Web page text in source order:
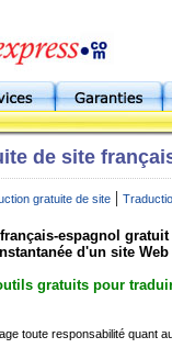
de site
gratuite de site |
espagnol
d'un site Web
gratuits pour
toute responsabilité quant